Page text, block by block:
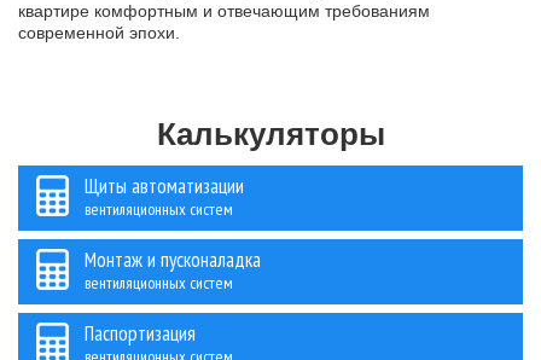
квартире комфортным и отвечающим требованиям
современной эпохи.
Калькуляторы
Щиты автоматизации
вентиляционных систем
Монтаж и пусконаладка
вентиляционных систем
Паспортизация